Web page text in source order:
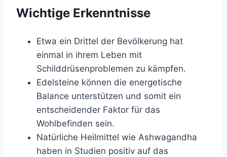
Wichtige Erkenntnisse
Etwa ein Drittel der Bevölkerung hat
einmal in ihrem Leben mit
Schilddrüsenproblemen zu kämpfen.
Edelsteine können die energetische
Balance unterstützen und somit ein
entscheidender Faktor für das
Wohlbefinden sein.
Natürliche Heilmittel wie Ashwagandha
haben in Studien positiv auf das